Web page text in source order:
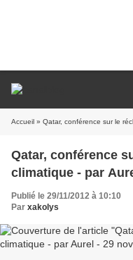
Accueil » Qatar, conférence sur le
Qatar, conférence
climatique - par
Publié le 29/11/2012 à 10:10
Par xakolys